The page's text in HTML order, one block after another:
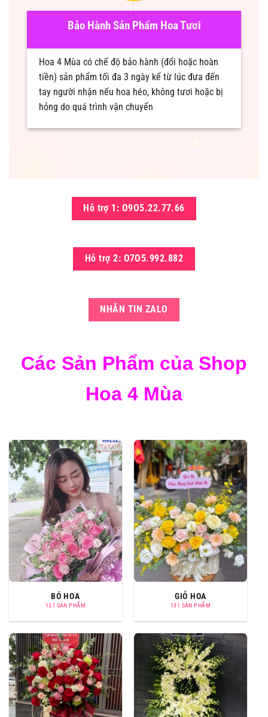
Bảo Hành Sản Phẩm Hoa Tươi
Hoa 4 Mùa có chế độ bảo hành (đổi hoặc hoàn
tiền) sản phẩm tối đa 3 ngày kể từ lúc đưa đến
tay người nhận nếu hoa héo, không tươi hoặc bị
hỏng do quá trình vận chuyển
Hỗ trợ 1: O9O5.22.77.66
Hỗ trợ 2: O7O5.992.882
NHẮN TIN ZALO
Các Sản Phẩm của Shop
Hoa 4 Mùa
BÓ HOA
137 SẢN PHẨM
GIỎ HOA
131 SẢN PHẨM